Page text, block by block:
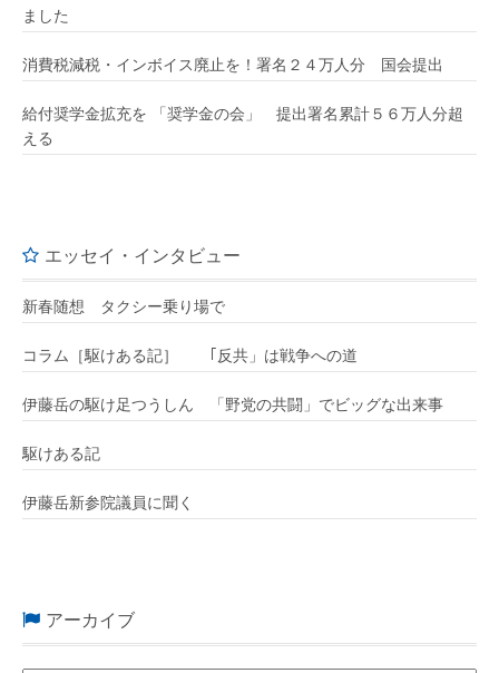
ました
消費税減税・インボイス廃止を！署名２４万人分 国会提出
給付奨学金拡充を 「奨学金の会」 提出署名累計５６万人分超
える
エッセイ・インタビュー
新春随想 タクシー乗り場で
コラム［駆けある記］ ｢反共」は戦争への道
伊藤岳の駆け足つうしん 「野党の共闘」でビッグな出来事
駆けある記
伊藤岳新参院議員に聞く
アーカイブ